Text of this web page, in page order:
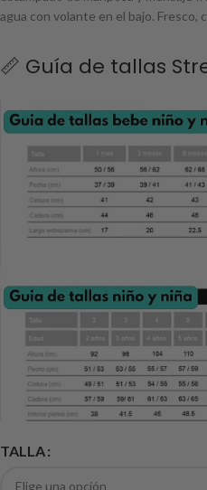
agua con volante en el bajo. Fresco,
📏 Guía de tallas
TALLA